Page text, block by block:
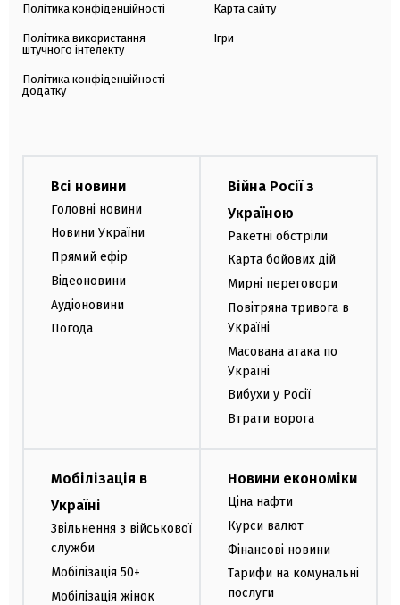
Політика конфіденційності
Політика використання
штучного інтелекту
Політика конфіденційності
додатку
Карта сайту
Ігри
Всі новини
Головні новини
Новини України
Прямий ефір
Відеоновини
Аудіоновини
Погода
Війна Росії з
Україною
Ракетні обстріли
Карта бойових дій
Мирні переговори
Повітряна тривога в
Україні
Масована атака по
Україні
Вибухи у Росії
Втрати ворога
Мобілізація в
Україні
Звільнення з військової
служби
Мобілізація 50+
Мобілізація жінок
Новини економіки
Ціна нафти
Курси валют
Фінансові новини
Тарифи на комунальні
послуги